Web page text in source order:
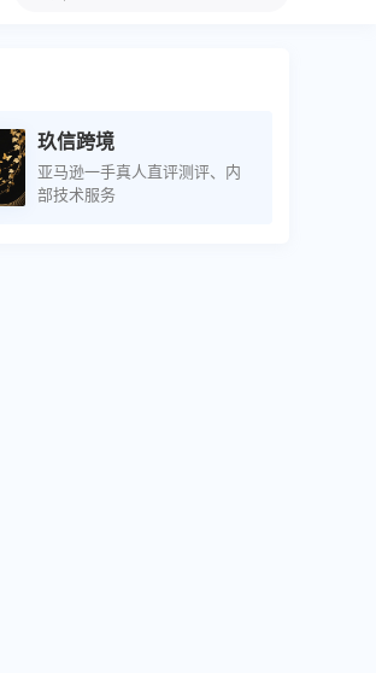
玖信跨境
亚马逊一手真人直评测评、内
部技术服务